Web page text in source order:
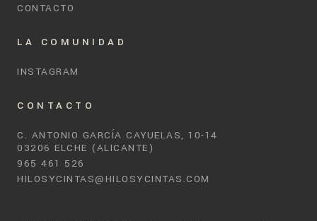
CONTACTO
LA COMUNIDAD
INSTAGRAM
CONTACTO
C. ANTONIO GARCÍA CAYUELAS, 10-14
03206 ELCHE (ALICANTE)
965 461 526
HILOSYCINTAS@HILOSYCINTAS.COM